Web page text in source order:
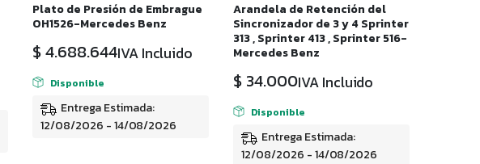
Plato de Presión de Embrague
OH1526-Mercedes Benz
$4.688.644IVA Incluido
Disponible
Entrega Estimada:
12/08/2026 - 14/08/2026
Arandela de Retención del
Sincronizador de 3 y 4 Sprinter
313 , Sprinter 413 , Sprinter 516-
Mercedes Benz
$34.000IVA Incluido
Disponible
Entrega Estimada:
12/08/2026 - 14/08/2026